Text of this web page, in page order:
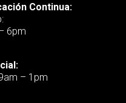
Continua:
6pm
– 1pm